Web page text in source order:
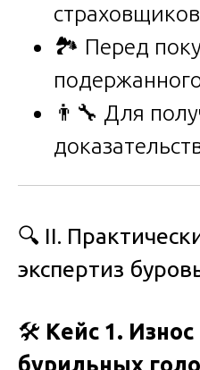
🏞️ Перед
👨‍🔧 Для
🔍 II.
экспертиз
🛠️ Кейс 1.
бурильных